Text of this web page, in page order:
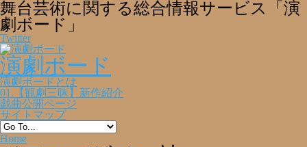
舞台芸術に関する総合情報サービス「演
劇ボード」
Twitter
演劇ボード
演劇ボードとは
01.【観劇三昧】新作紹介
戯曲公開ページ
サイトマップ
Home